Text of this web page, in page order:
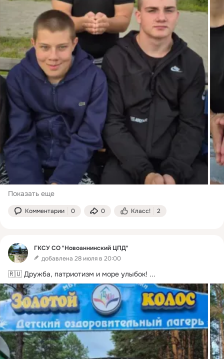
Показать еще
Комментарии 0 0 Класс! 2
ГКСУ СО "Новоаннинский ЦПД"
добавлена 28 июля в 20:00
🇷🇺 Дружба, патриотизм и море улыбок! ...